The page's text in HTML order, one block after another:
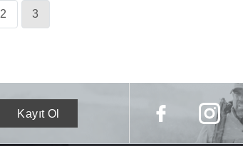
2 3